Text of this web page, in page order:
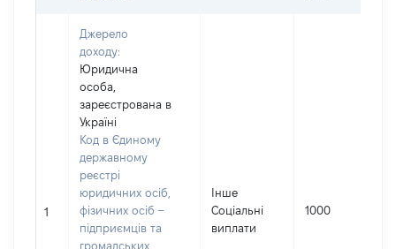
1
Джерело
доходу:
Юридична
особа,
зареєстрована в
Україні
Код в Єдиному
державному
реєстрі
юридичних осіб,
фізичних осіб –
підприємців та
громадських
Інше
Соціальні
виплати
1000